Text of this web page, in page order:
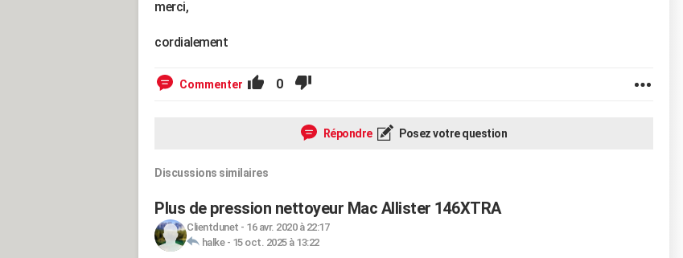
merci,
cordialement
Commenter 0
Répondre Posez votre question
Discussions similaires
Plus de pression nettoyeur Mac Allister 146XTRA
Clientdunet - 16 avr. 2020 à 22:17
halke- 15 oct. 2025 à 13:22